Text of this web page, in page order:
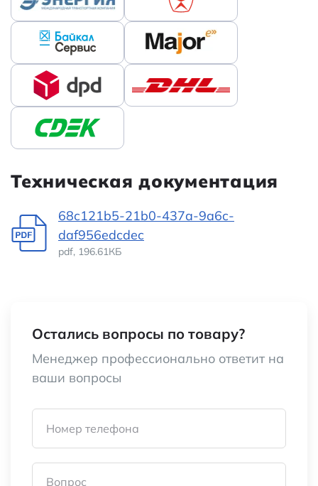
Техническая документация
68c121b5-21b0-437a-9a6c-
daf956edcdec
pdf, 196.61КБ
Остались вопросы по товару?
Менеджер профессионально ответит на
ваши вопросы
Номер телефона
Вопрос